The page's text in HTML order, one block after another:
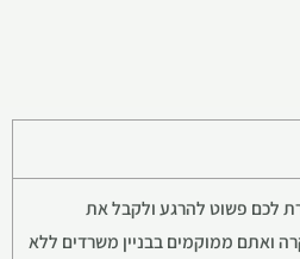
לכם פשוט להרגע ולקבל את
ואתם ממוקמים בבניין משרדים ללא